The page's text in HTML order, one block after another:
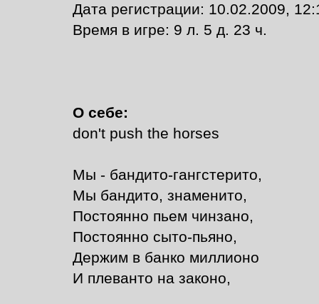
Дата регистрации: 10.02.2009,
Время в игре: 9 л. 5 д. 23 ч.
О себе:
don't push the horses
Мы - бандито-гангстерито,
Мы бандито, знаменито,
Постоянно пьем чинзано,
Постоянно сыто-пьяно,
Держим в банко миллионо
И плеванто на законо,